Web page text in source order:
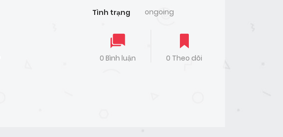
Tình trạng ongoing
0 Bình luận 0 Theo dõi